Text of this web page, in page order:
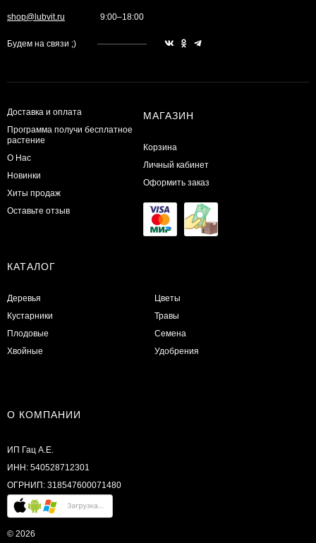
shop@lubvit.ru 9:00–18:00
Будем на связи ;)
Доставка и оплата
Программа получи бесплатное
растение
О Нас
Новинки
Хиты продаж
Оставьте отзыв
МАГАЗИН
Корзина
Личный кабинет
Оформить заказ
КАТАЛОГ
Деревья
Кустарники
Плодовые
Хвойные
Цветы
Травы
Семена
Удобрения
О КОМПАНИИ
ИП Гац А.Е.
ИНН: 540528712301
ОГРНИП: 318547600071480
© 2026